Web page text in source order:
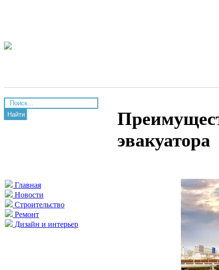
Найти
Главная
Новости
Строительство
Ремонт
Дизайн и интерьер
эвакуатора